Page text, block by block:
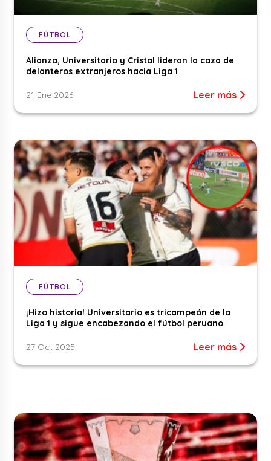
FÚTBOL
Alianza, Universitario y Cristal lideran la caza de
delanteros extranjeros hacia Liga 1
21 Ene 2026 Leer más
FÚTBOL
¡Hizo historia! Universitario es tricampeón de la
Liga 1 y sigue encabezando el fútbol peruano
27 Oct 2025 Leer más